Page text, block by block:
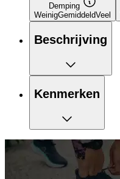
Demping
WeinigGemiddeldVeel
Beschrijving
Kenmerken